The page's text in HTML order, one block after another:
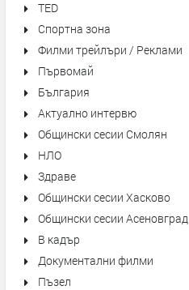
TED
Спортна зона
Филми трейлъри / Реклами
Първомай
България
Актуално интервю
Общински сесии Смолян
НЛО
Здраве
Общински сесии Хасково
Общински сесии Асеновград
В кадър
Документални филми
Пъзел